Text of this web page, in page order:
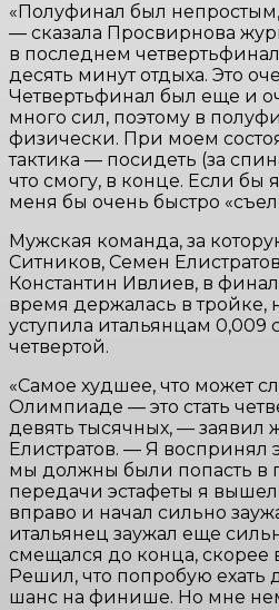
«Полуфинал был
— сказала Просвирнова
в последнем
десять минут отдыха. Это
Четвертьфинал был еще и
много сил, поэтому в
физически. При моем
тактика — посидеть (за
что смогу, в конце. Если бы
меня бы очень быстро
Мужская команда, за
Ситников, Семен
Константин Ивлиев, в
время держалась в
уступила итальянцам 0,009
четвертой.
«Самое худшее, что может
Олимпиаде — это стать
девять тысячных, — заявил
Елистратов. — Я воспринял
мы должны были попасть в
передачи эстафеты я
вправо и начал сильно
итальянец заужал еще
смещался до конца, скорее
Решил, что попробую ехать
шанс на финише. Но мне